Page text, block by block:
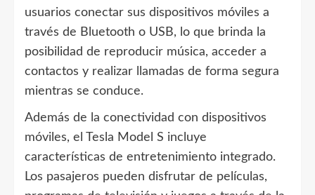
usuarios conectar sus dispositivos móviles a
través de Bluetooth o USB, lo que brinda la
posibilidad de reproducir música, acceder a
contactos y realizar llamadas de forma segura
mientras se conduce.
Además de la conectividad con dispositivos
móviles, el Tesla Model S incluye
características de entretenimiento integrado.
Los pasajeros pueden disfrutar de películas,